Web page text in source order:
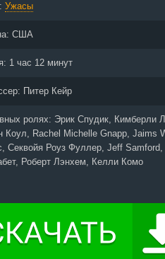
Ужасы
США
1 час 12 минут
Питер Кейр
ролях: Эрик Спудик, Кимберли
Коул, Rachel Michelle Gnapp, Jaims
Секвойя Роуз Фуллер, Jeff
Роберт Лэнхем, Келли Комо
Общие фильмы